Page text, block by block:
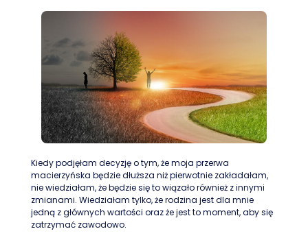
Kiedy podjęłam decyzję o tym, że moja przerwa
macierzyńska będzie dłuższa niż pierwotnie zakładałam,
nie wiedziałam, że będzie się to wiązało również z innymi
zmianami. Wiedziałam tylko, że rodzina jest dla mnie
jedną z głównych wartości oraz że jest to moment, aby się
zatrzymać zawodowo.